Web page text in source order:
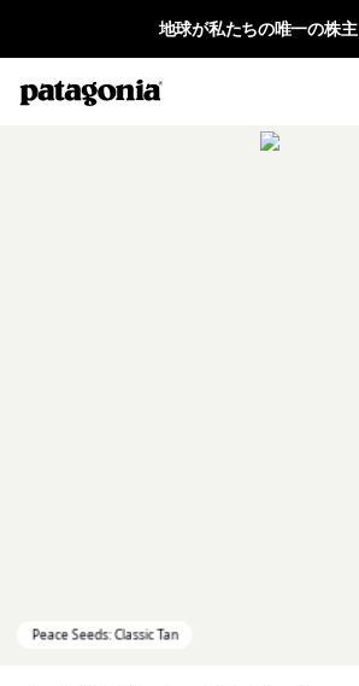
地球が私たちの唯一の株主